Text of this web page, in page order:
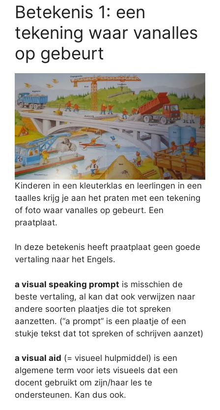
Betekenis 1: een
tekening waar vanalles
op gebeurt
Kinderen in een kleuterklas en leerlingen in een
taalles krijg je aan het praten met een tekening
of foto waar vanalles op gebeurt. Een
praatplaat.
In deze betekenis heeft praatplaat geen goede
vertaling naar het Engels.
a visual speaking prompt is misschien de
beste vertaling, al kan dat ook verwijzen naar
andere soorten plaatjes die tot spreken
aanzetten. (“a prompt” is een plaatje of een
stukje tekst dat tot spreken of schrijven aanzet)
a visual aid (= visueel hulpmiddel) is een
algemene term voor iets visueels dat een
docent gebruikt om zijn/haar les te
ondersteunen. Kan dus ook.